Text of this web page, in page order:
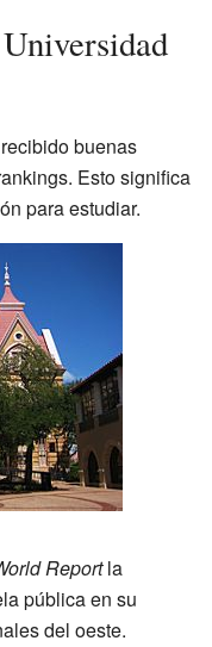
buenas
Esto significa
para estudiar.
Reportla
pública en su
del oeste.